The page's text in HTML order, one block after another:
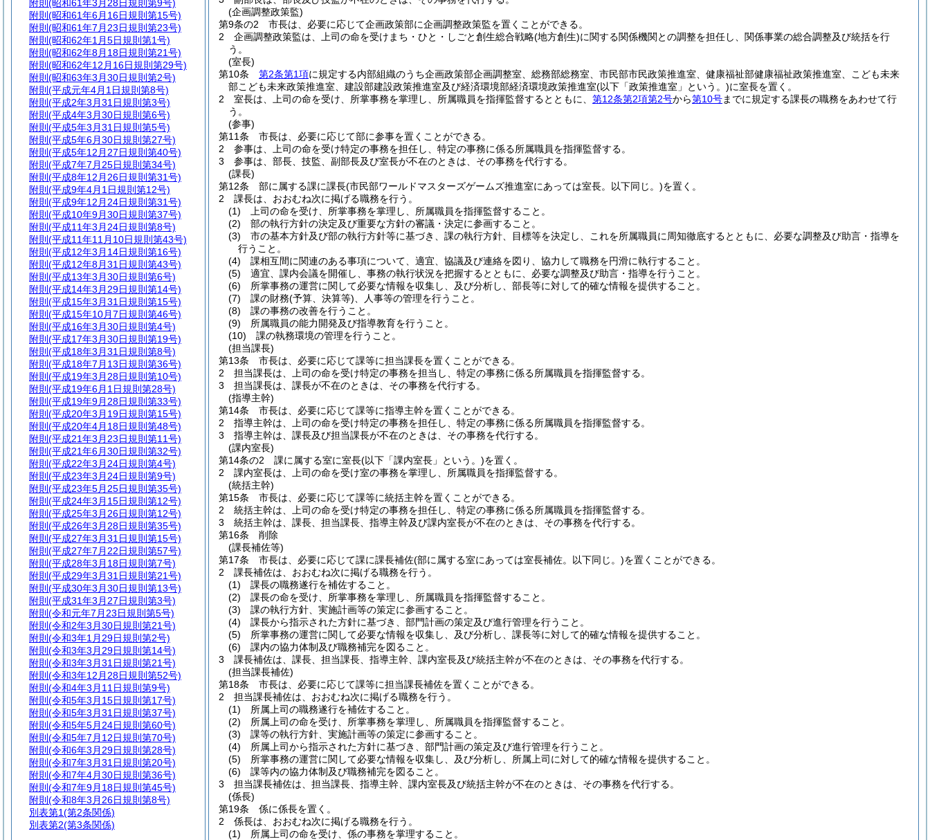
(企画調整政策監)
第9条の2
市長は、必要に応じて企画政策部に企画調整政策監を置くことができる。
2
企画調整政策監は、上司の命を受けまち・ひと・しごと創生総合戦略(地方創生)に関する関係機関との調整を担任し、関係事業の総合調整及び統括を行
う。
(室長)
第10条
第2条第1項に規定する内部組織のうち企画政策部企画調整室、総務部総務室、市民部市民政策推進室、健康福祉部健康福祉政策推進室、こども未来
部こども未来政策推進室、建設部建設政策推進室及び経済環境部経済環境政策推進室(以下「政策推進室」という。)に室長を置く。
2
室長は、上司の命を受け、所掌事務を掌理し、所属職員を指揮監督するとともに、 第12条第2項第2号から第10号までに規定する課長の職務をあわせて行
う。
(参事)
第11条
市長は、必要に応じて部に参事を置くことができる。
2
参事は、上司の命を受け特定の事務を担任し、特定の事務に係る所属職員を指揮監督する。
3
参事は、部長、技監、副部長及び室長が不在のときは、その事務を代行する。
(課長)
第12条
部に属する課に課長(市民部ワールドマスターズゲームズ推進室にあっては室長。以下同じ。)を置く。
2
課長は、おおむね次に掲げる職務を行う。
(1)
上司の命を受け、所掌事務を掌理し、所属職員を指揮監督すること。
(2)
部の執行方針の決定及び重要な方針の審議・決定に参画すること。
(3)
市の基本方針及び部の執行方針等に基づき、課の執行方針、目標等を決定し、これを所属職員に周知徹底するとともに、必要な調整及び助言・指導を
行うこと。
(4)
課相互間に関連のある事項について、適宜、協議及び連絡を図り、協力して職務を円滑に執行すること。
(5)
適宜、課内会議を開催し、事務の執行状況を把握するとともに、必要な調整及び助言・指導を行うこと。
(6)
所掌事務の運営に関して必要な情報を収集し、及び分析し、部長等に対して的確な情報を提供すること。
(7)
課の財務(予算、決算等) 、人事等の管理を行うこと。
(8)
課の事務の改善を行うこと。
(9)
所属職員の能力開発及び指導教育を行うこと。
(10)
課の執務環境の管理を行うこと。
(担当課長)
第13条
市長は、必要に応じて課等に担当課長を置くことができる。
2
担当課長は、上司の命を受け特定の事務を担当し、特定の事務に係る所属職員を指揮監督する。
3
担当課長は、課長が不在のときは、その事務を代行する。
(指導主幹)
第14条
市長は、必要に応じて課等に指導主幹を置くことができる。
2
指導主幹は、上司の命を受け特定の事務を担任し、特定の事務に係る所属職員を指揮監督する。
3
指導主幹は、課長及び担当課長が不在のときは、その事務を代行する。
(課内室長)
第14条の2
課に属する室に室長(以下「課内室長」という。)を置く。
2
課内室長は、上司の命を受け室の事務を掌理し、所属職員を指揮監督する。
(統括主幹)
第15条
市長は、必要に応じて課等に統括主幹を置くことができる。
2
統括主幹は、上司の命を受け特定の事務を担任し、特定の事務に係る所属職員を指揮監督する。
3
統括主幹は、課長、担当課長、指導主幹及び課内室長が不在のときは、その事務を代行する。
第16条
削除
(課長補佐等)
第17条
市長は、必要に応じて課に課長補佐(部に属する室にあっては室長補佐。以下同じ。)を置くことができる。
2
課長補佐は、おおむね次に掲げる職務を行う。
(1)
課長の職務遂行を補佐すること。
(2)
課長の命を受け、所掌事務を掌理し、所属職員を指揮監督すること。
(3)
課の執行方針、実施計画等の策定に参画すること。
(4)
課長から指示された方針に基づき、部門計画の策定及び進行管理を行うこと。
(5)
所掌事務の運営に関して必要な情報を収集し、及び分析し、課長等に対して的確な情報を提供すること。
(6)
課内の協力体制及び職務補完を図ること。
3
課長補佐は、課長、担当課長、指導主幹、課内室長及び統括主幹が不在のときは、その事務を代行する。
(担当課長補佐)
第18条
市長は、必要に応じて課等に担当課長補佐を置くことができる。
2
担当課長補佐は、おおむね次に掲げる職務を行う。
(1)
所属上司の職務遂行を補佐すること。
(2)
所属上司の命を受け、所掌事務を掌理し、所属職員を指揮監督すること。
(3)
課等の執行方針、実施計画等の策定に参画すること。
(4)
所属上司から指示された方針に基づき、部門計画の策定及び進行管理を行うこと。
(5)
所掌事務の運営に関して必要な情報を収集し、及び分析し、所属上司に対して的確な情報を提供すること。
(6)
課等内の協力体制及び職務補完を図ること。
3
担当課長補佐は、担当課長、指導主幹、課内室長及び統括主幹が不在のときは、その事務を代行する。
(係長)
第19条
係に係長を置く。
2
係長は、おおむね次に掲げる職務を行う。
(1)
所属上司の命を受け、係の事務を掌理すること。
附則 (昭和61年3月28日規則第9号)
附則 (昭和61年6月16日規則第15号)
附則 (昭和61年7月23日規則第23号)
附則 (昭和62年1月5日規則第1号)
附則 (昭和62年8月18日規則第21号)
附則 (昭和62年12月16日規則第29号)
附則 (昭和63年3月30日規則第2号)
附則 (平成元年4月1日規則第8号)
附則 (平成2年3月31日規則第3号)
附則 (平成4年3月30日規則第6号)
附則 (平成5年3月31日規則第5号)
附則 (平成5年6月30日規則第27号)
附則 (平成5年12月27日規則第40号)
附則 (平成7年7月25日規則第34号)
附則 (平成8年12月26日規則第31号)
附則 (平成9年4月1日規則第12号)
附則 (平成9年12月24日規則第31号)
附則 (平成10年9月30日規則第37号)
附則 (平成11年3月24日規則第8号)
附則 (平成11年11月10日規則第43号)
附則 (平成12年3月14日規則第16号)
附則 (平成12年8月31日規則第43号)
附則 (平成13年3月30日規則第6号)
附則 (平成14年3月29日規則第14号)
附則 (平成15年3月31日規則第15号)
附則 (平成15年10月7日規則第46号)
附則 (平成16年3月30日規則第4号)
附則 (平成17年3月30日規則第19号)
附則 (平成18年3月31日規則第8号)
附則 (平成18年7月13日規則第36号)
附則 (平成19年3月28日規則第10号)
附則 (平成19年6月1日規則第28号)
附則 (平成19年9月28日規則第33号)
附則 (平成20年3月19日規則第15号)
附則 (平成20年4月18日規則第48号)
附則 (平成21年3月23日規則第11号)
附則 (平成21年6月30日規則第32号)
附則 (平成22年3月24日規則第4号)
附則 (平成23年3月24日規則第9号)
附則 (平成23年5月25日規則第35号)
附則 (平成24年3月15日規則第12号)
附則 (平成25年3月26日規則第12号)
附則 (平成26年3月28日規則第35号)
附則 (平成27年3月31日規則第15号)
附則 (平成27年7月22日規則第57号)
附則 (平成28年3月18日規則第7号)
附則 (平成29年3月31日規則第21号)
附則 (平成30年3月30日規則第13号)
附則 (平成31年3月27日規則第3号)
附則 (令和元年7月23日規則第5号)
附則 (令和2年3月30日規則第21号)
附則 (令和3年1月29日規則第2号)
附則 (令和3年3月29日規則第14号)
附則 (令和3年3月31日規則第21号)
附則 (令和3年12月28日規則第52号)
附則 (令和4年3月11日規則第9号)
附則 (令和5年3月15日規則第17号)
附則 (令和5年3月31日規則第37号)
附則 (令和5年5月24日規則第60号)
附則 (令和5年7月12日規則第70号)
附則 (令和6年3月29日規則第28号)
附則 (令和7年3月31日規則第20号)
附則 (令和7年4月30日規則第36号)
附則 (令和7年9月18日規則第45号)
附則 (令和8年3月26日規則第8号)
別表第1(第2条関係)
別表第2(第3条関係)